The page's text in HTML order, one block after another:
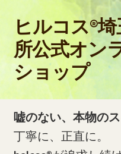
ナ
ビ
ゲ
ー
シ
ン
へ
ス
コ
ン
テ
ン
ツ
ス
キ
ッ
ヒルコス®
所公式オン
ショップ
ホーム
PayPay銀行の口座開設
嘘のない、本物のス
丁寧に、正直に。